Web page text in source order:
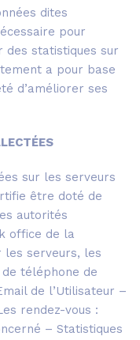
dites
pour
des statistiques sur
a pour base
d’améliorer ses
sur les serveurs
être doté de
autorités
office de la
les serveurs, les
téléphone de
de l’Utilisateur –
rendez-vous :
– Statistiques